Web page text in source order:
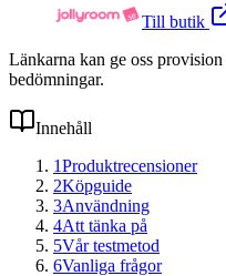
Till butik
Länkarna kan ge oss
bedömningar.
Innehåll
1Produktrecensioner
2Köpguide
3Användning
4Att tänka på
5Vår testmetod
6Vanliga frågor